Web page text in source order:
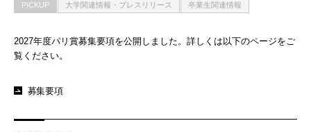
PICKUP 大学関連情報・プレスリリース 卒業生関連情報
2027年度パリ賞募集要項を公開しました。詳しくは以下のページをご
覧ください。
募集要項